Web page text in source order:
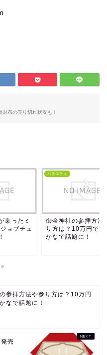
布の売り切れ状況も！
乗ったミ
ョブチュ
バラエティ
御金神社の参拝方法
り方は？10万円でで
かなで話題に！
参拝方法や参り方は？10万円
なで話題に！
売